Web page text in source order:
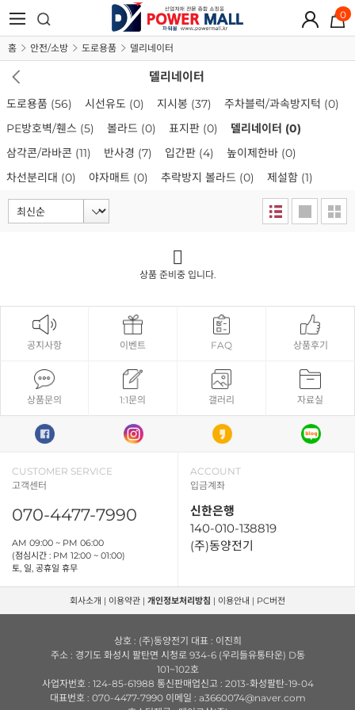
0
홈 안전/소방 도로용품 델리네이터
델리네이터
도로용품 (56) 시선유도 (0) 지시봉 (37) 주차블럭/과속방지턱 (0)
PE방호벽/휀스 (5) 볼라드 (0) 표지판 (0) 델리네이터 (0)
삼각콘/라바콘 (11) 반사경 (7) 입간판 (4) 높이제한바 (0)
차선분리대 (0) 야자매트 (0) 추락방지 볼라드 (0) 제설함 (1)
상품 준비중 입니다.
공지사항 이벤트 FAQ 상품후기
상품문의 1:1문의 갤러리 자료실
CUSTOMER SERVICE
고객센터
070-4477-7990
AM 09:00 ~ PM 06:00
(점심시간 : PM 12:00 ~ 01:00)
토, 일, 공휴일 휴무
ACCOUNT
입금계좌
신한은행
140-010-138819
(주)동양전기
회사소개 | 이용약관 | 개인정보처리방침 | 이용안내 | PC버전
상호 : (주)동양전기 대표 : 이진희
주소 : 경기도 화성시 팔탄면 시청로 934-6 (우리들유통타운) D동
101~102호
사업자번호 : 124-85-61988 통신판매업신고 : 2013-화성팔탄-19-04
대표번호 : 070-4477-7990 이메일 : a3660074@naver.com